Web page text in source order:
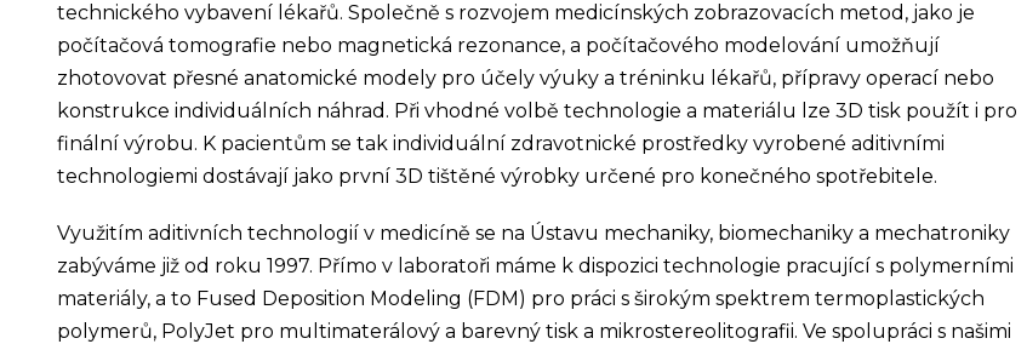
technického vybavení lékařů. Společně s rozvojem medicínských zobrazovacích metod, jako je
počítačová tomografie nebo magnetická rezonance, a počítačového modelování umožňují
zhotovovat přesné anatomické modely pro účely výuky a tréninku lékařů, přípravy operací nebo
konstrukce individuálních náhrad. Při vhodné volbě technologie a materiálu lze 3D tisk použít i pro
finální výrobu. K pacientům se tak individuální zdravotnické prostředky vyrobené aditivními
technologiemi dostávají jako první 3D tištěné výrobky určené pro konečného spotřebitele.
Využitím aditivních technologií v medicíně se na Ústavu mechaniky, biomechaniky a mechatroniky
zabýváme již od roku 1997. Přímo v laboratoři máme k dispozici technologie pracující s polymerními
materiály, a to Fused Deposition Modeling (FDM) pro práci s širokým spektrem termoplastických
polymerů, PolyJet pro multimaterálový a barevný tisk a mikrostereolitografii. Ve spolupráci s našimi